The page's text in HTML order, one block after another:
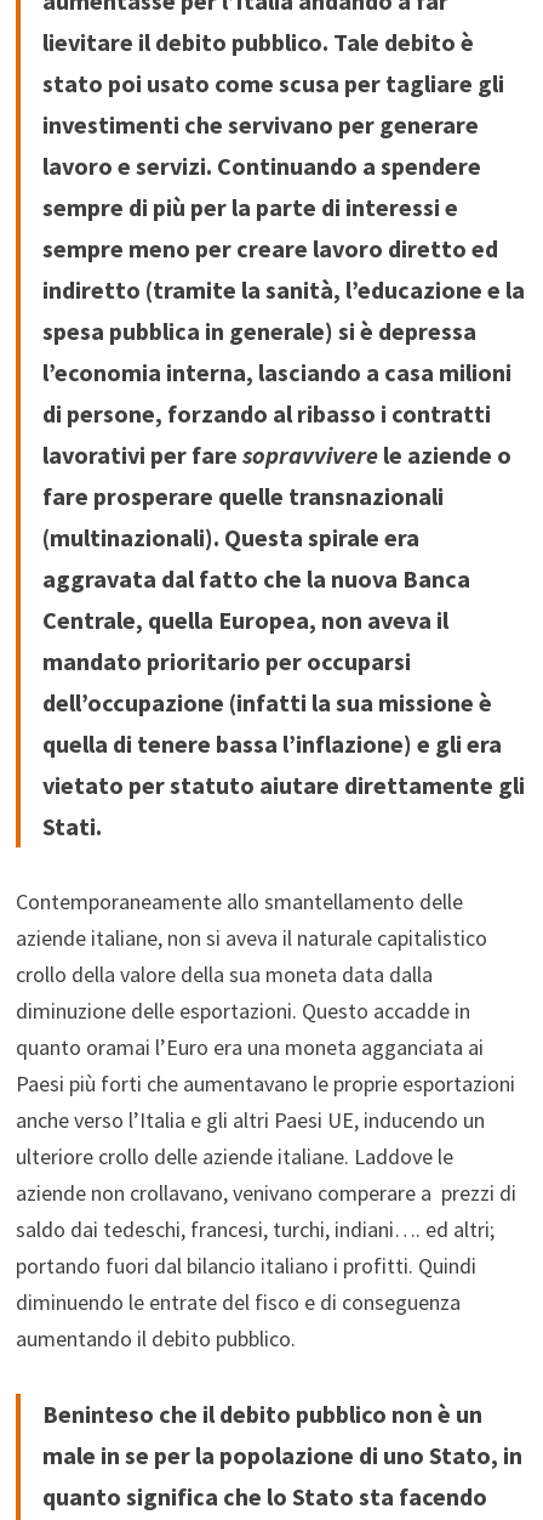
lievitare il debito pubblico. Tale debito è
stato poi usato come scusa per tagliare gli
investimenti che servivano per generare
lavoro e servizi. Continuando a spendere
sempre di più per la parte di interessi e
sempre meno per creare lavoro diretto ed
indiretto (tramite la sanità, l’educazione e la
spesa pubblica in generale) si è depressa
l’economia interna, lasciando a casa milioni
di persone, forzando al ribasso i contratti
lavorativi per fare sopravviverele aziende o
fare prosperare quelle transnazionali
(multinazionali). Questa spirale era
aggravata dal fatto che la nuova Banca
Centrale, quella Europea, non aveva il
mandato prioritario per occuparsi
dell’occupazione (infatti la sua missione è
quella di tenere bassa l’inflazione) e gli era
vietato per statuto aiutare direttamente gli
Stati.
Contemporaneamente allo smantellamento delle
aziende italiane, non si aveva il naturale capitalistico
crollo della valore della sua moneta data dalla
diminuzione delle esportazioni. Questo accadde in
quanto oramai l’Euro era una moneta agganciata ai
Paesi più forti che aumentavano le proprie esportazioni
anche verso l’Italia e gli altri Paesi UE, inducendo un
ulteriore crollo delle aziende italiane. Laddove le
aziende non crollavano, venivano comperare a prezzi di
saldo dai tedeschi, francesi, turchi, indiani…. ed altri;
portando fuori dal bilancio italiano i profitti. Quindi
diminuendo le entrate del fisco e di conseguenza
aumentando il debito pubblico.
Beninteso che il debito pubblico non è un
male in se per la popolazione di uno Stato, in
quanto significa che lo Stato sta facendo